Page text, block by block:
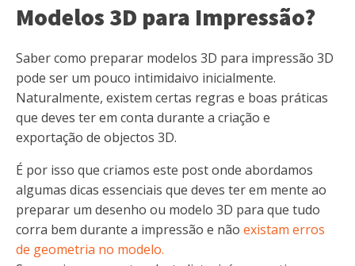
Modelos 3D para Impressão?
Saber como preparar modelos 3D para impressão 3D
pode ser um pouco intimidaivo inicialmente.
Naturalmente, existem certas regras e boas práticas
que deves ter em conta durante a criação e
exportação de objectos 3D.
É por isso que criamos este post onde abordamos
algumas dicas essenciais que deves ter em mente ao
preparar um desenho ou modelo 3D para que tudo
corra bem durante a impressão e não existam erros
de geometria no modelo.